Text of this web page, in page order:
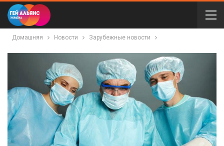
Домашняя Новости Зарубежные новости